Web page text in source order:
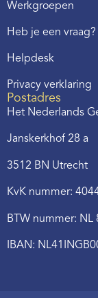
Werkgroepen
Heb je een vraag?
Helpdesk
Privacy verklaring
Postadres
Het Nederlands
Janskerkhof 28 a
3512 BN Utrecht
KvK nummer:
BTW nummer: NL
IBAN: